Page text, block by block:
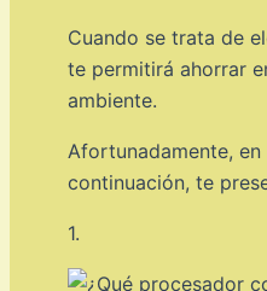
Cuando se trata de
te permitirá ahorrar
ambiente.
Afortunadamente,
continuación, te
1.